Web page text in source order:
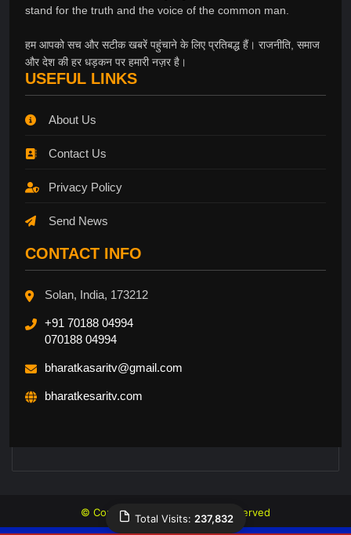
stand for the truth and the voice of the common man.
हम आपको सच और सटीक खबरें पहुंचाने के लिए प्रतिबद्ध हैं। राजनीति, समाज
और देश की हर धड़कन पर हमारी नज़र है।
USEFUL LINKS
About Us
Contact Us
Privacy Policy
Send News
CONTACT INFO
Solan, India, 173212
+91 70188 04994
070188 04994
bharatkasaritv@gmail.com
bharatkesaritv.com
© Copyright 2026, All Rights Reserved
Total Visits: 237,832